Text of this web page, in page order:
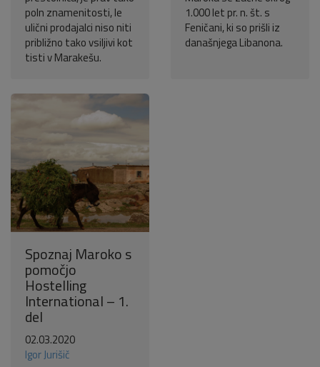
poln znamenitosti, le
ulični prodajalci niso niti
približno tako vsiljivi kot
tisti v Marakešu.
1.000 let pr. n. št. s
Feničani, ki so prišli iz
današnjega Libanona.
Spoznaj Maroko s
pomočjo
Hostelling
International – 1.
del
02.03.2020
Igor Jurišič